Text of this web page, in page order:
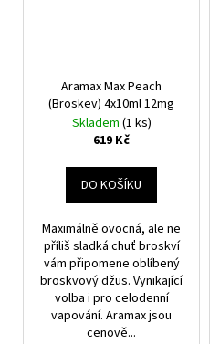
Aramax Max Peach
(Broskev) 4x10ml 12mg
Skladem (1 ks)
619 Kč
DO KOŠÍKU
Maximálně ovocná, ale ne
příliš sladká chuť broskví
vám připomene oblíbený
broskvový džus. Vynikající
volba i pro celodenní
vapování. Aramax jsou
cenově...